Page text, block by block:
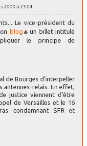
2009 à 23:04
Le vice-président du
blog
un billet intitulé
le principe de
de Bourges d’interpeller
antennes-relais. En effet,
justice viennent d’être
de Versailles et le 16
condamnant SFR et